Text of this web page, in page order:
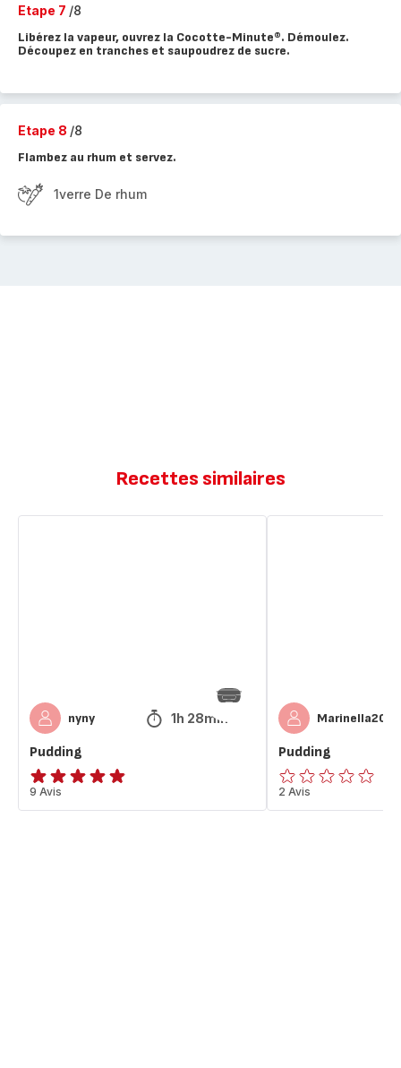
Etape 7 /8
Libérez la vapeur, ouvrez la Cocotte-Minute®. Démoulez.
Découpez en tranches et saupoudrez de sucre.
Etape 8 /8
Flambez au rhum et servez.
1verre De rhum
Recettes similaires
nyny 1h 28min
Pudding
ratings.4.8
9 Avis
Marinella20
Pudding
ratings.0
2 Avis